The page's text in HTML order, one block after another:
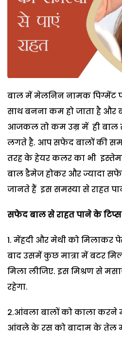
बाल में मेलनिन नामक पिग्मेंट
साथ बनना कम हो जाता है
आजकल तो कम उम्र में ही बाल
लगते है. आप सफेद बालों की
तरह के हेयर कलर का भी
बाल डैमेज होकर और ज्यादा
जानते हैं इस समस्या से राहत
सफेद बाल से राहत पाने के टिप्स
मेंहदी और मेथी को मिलाकर
बाद उसमें कुछ मात्रा में बटर
मिला लीजिए. इस मिश्रण से
रहेगा.
2.आंवला बालों को काला करने
आंवले के रस को बादाम के तेल